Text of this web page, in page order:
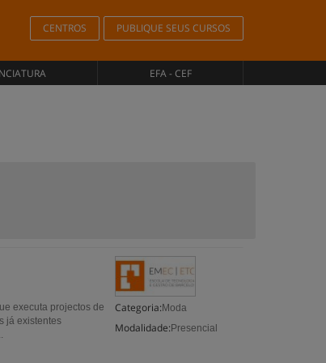
CENTROS PUBLIQUE SEUS CURSOS
EFA - CEF
Categoria: Moda
Modalidade: Presencial
executa projectos de
já existentes